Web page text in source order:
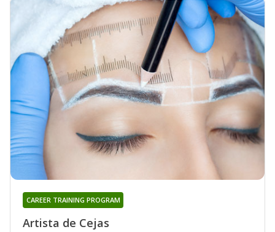
Artista de Cejas
CAREER TRAINING PROGRAM